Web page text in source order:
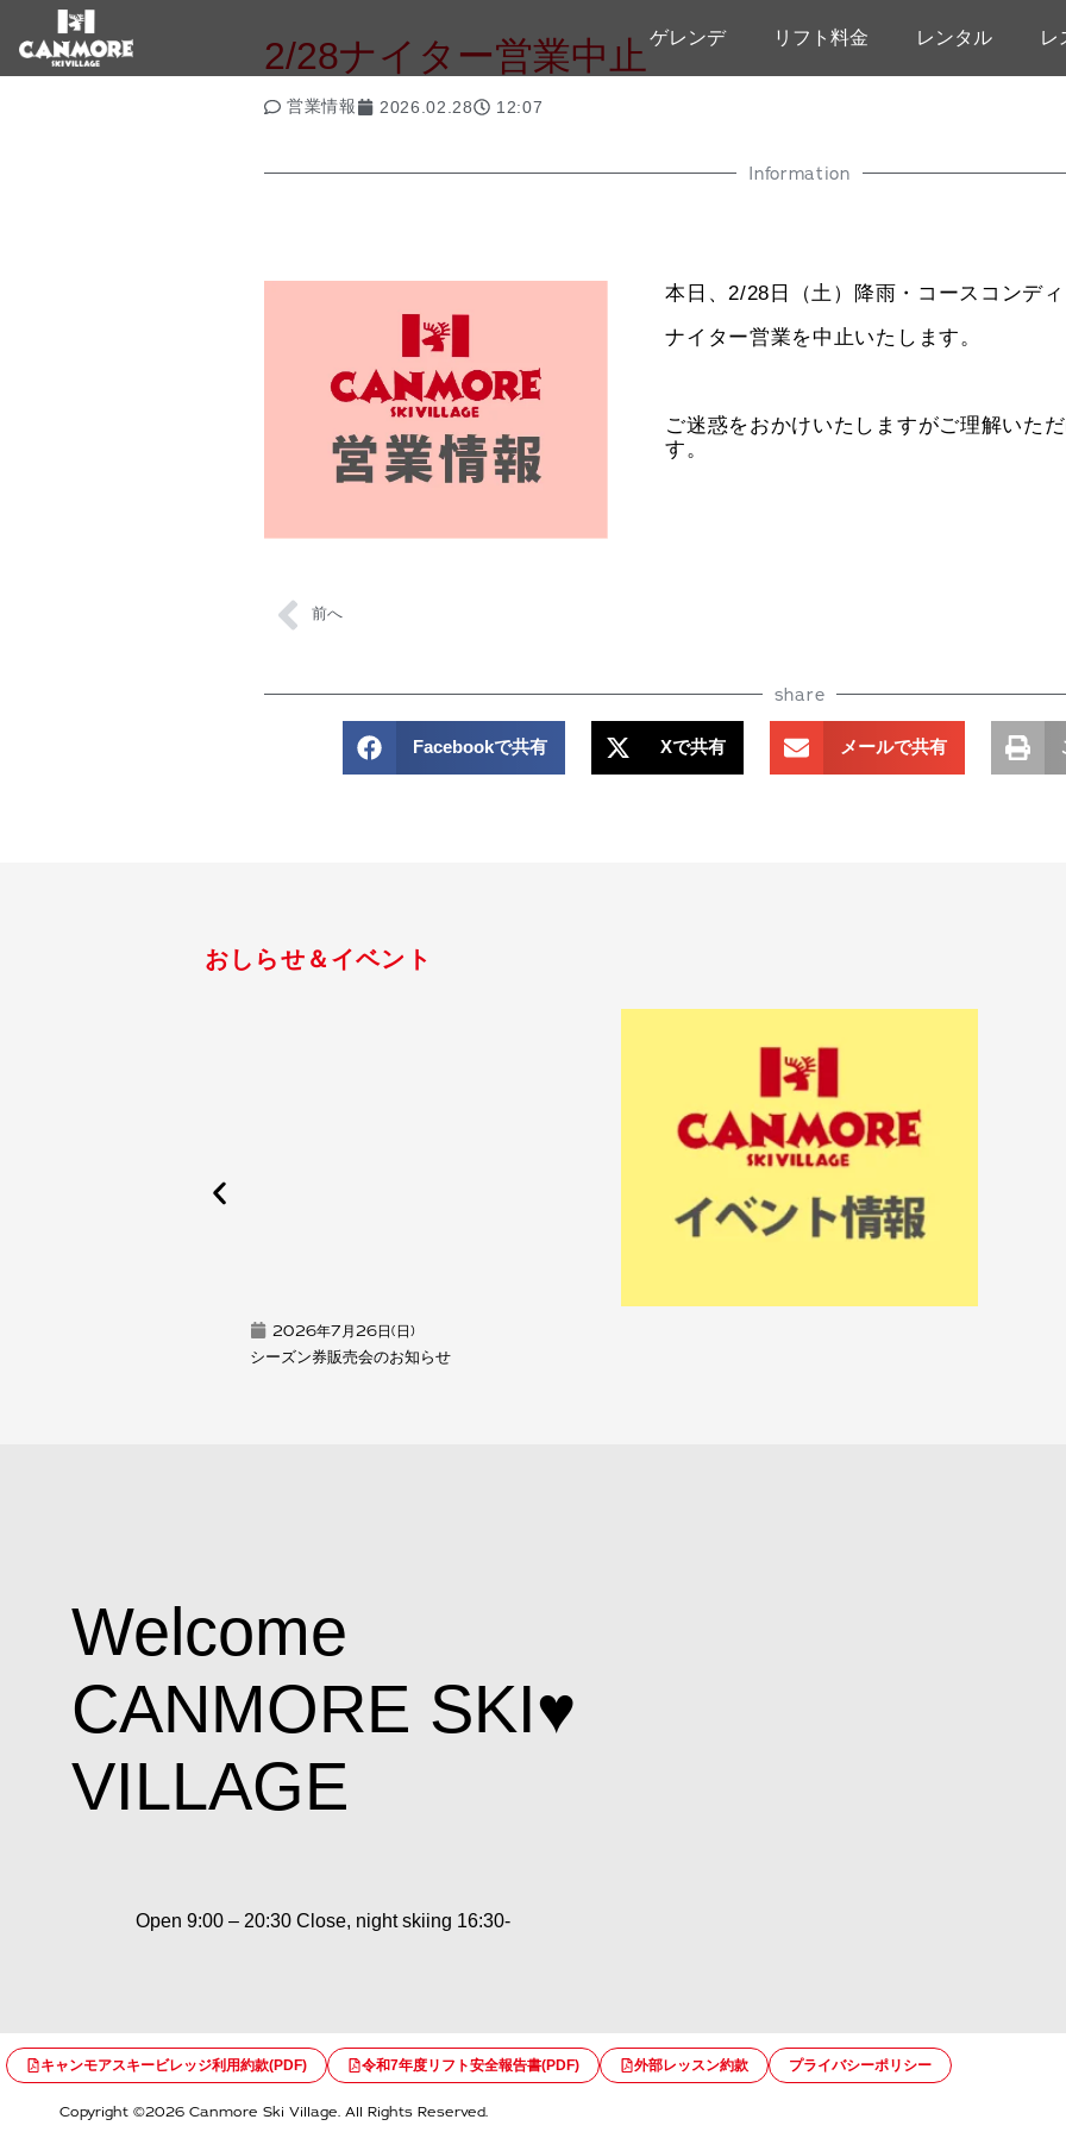
ゲレンデ リフト料金 レンタル レ
2/28ナイター営業中止
営業情報 2026.02.28 12:07
Information
本日、2/28日（土）降雨・コースコンデ
ナイター営業を中止いたします。
ご迷惑をおかけいたしますがご理解いた
す。
前へ
share
Facebookで共有 Xで共有 メールで共有
おしらせ＆イベント
2026年7月26日(日)
シーズン券販売会のお知らせ
Welcome
CANMORE SKI♥
VILLAGE
Open 9:00 – 20:30 Close, night skiing 16:30-
キャンモアスキービレッジ利用約款(PDF) 令和7年度リフト安全報告書(PDF) 外部レッスン約款 プライバシーポリシー
Copyright ©2026 Canmore Ski Village. All Rights Reserved.